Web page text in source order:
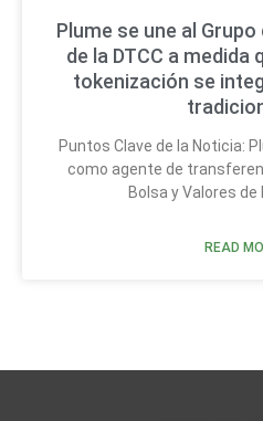
Plume se une al
de la DTCC a medida
tokenización se
Puntos Clave de la Noticia:
como agente de
Bolsa y Valores de
READ